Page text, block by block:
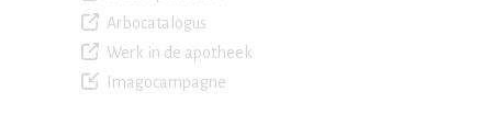
Arbocatalogus
Werk in de apotheek
Imagocampagne